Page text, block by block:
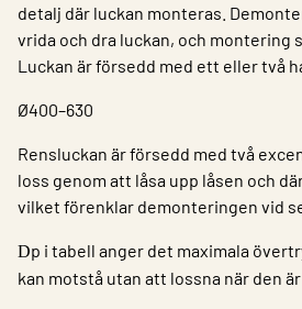
detalj där luckan monteras.
vrida och dra luckan, och montering
Luckan är försedd med ett eller två
Ø400–630
Rensluckan är försedd med två
loss genom att låsa upp låsen och
vilket förenklar demonteringen vid
Dp i tabell anger det maximala
kan motstå utan att lossna när den